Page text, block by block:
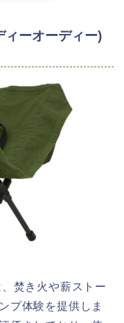
ィーオーディー)
焚き火や薪ストー
プ体験を提供しま